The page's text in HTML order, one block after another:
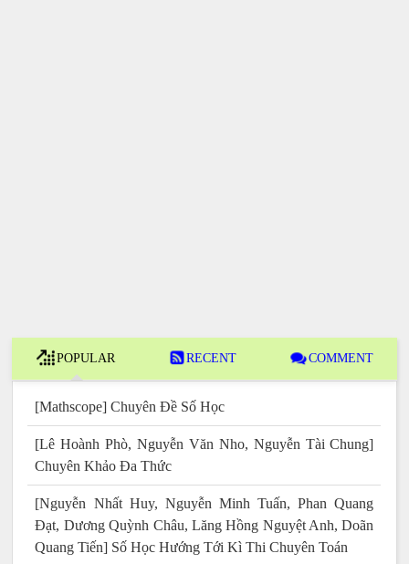
POPULAR RECENT COMMENT
[Mathscope] Chuyên Đề Số Học
[Lê Hoành Phò, Nguyễn Văn Nho, Nguyễn Tài Chung]
Chuyên Khảo Đa Thức
[Nguyễn Nhất Huy, Nguyễn Minh Tuấn, Phan Quang
Đạt, Dương Quỳnh Châu, Lăng Hồng Nguyệt Anh, Doãn
Quang Tiến] Số Học Hướng Tới Kì Thi Chuyên Toán